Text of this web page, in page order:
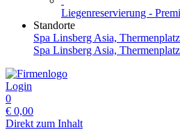
Liegenreservierung -
Standorte
Spa Linsberg Asia,
Spa Linsberg Asia,
Login
0
€ 0,00
Direkt zum Inhalt